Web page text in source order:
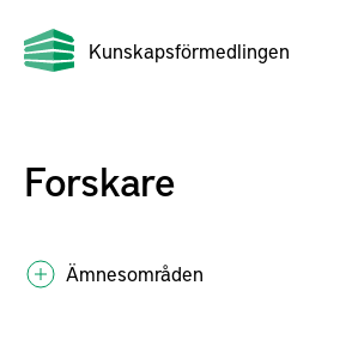
Kunskapsförmedlingen
Forskare
Ämnesområden